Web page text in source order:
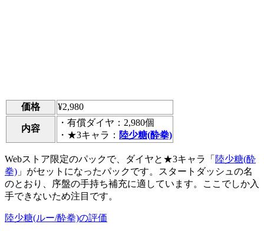
価格 ¥2,980
内容
・有償ダイヤ：2,980個
・★3キャラ： 陸少糖(酔拳)
Webストア限定のパックで、ダイヤと★3キャラ「 陸少糖(酔
拳) 」がセットになったパックです。スタートダッシュの名
のとおり、序盤の手持ち補充に適しています。ここでしか入
手できないため注目です。
陸少糖(ルー/酔拳)の評価